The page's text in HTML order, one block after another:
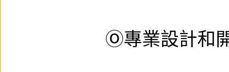
Ⓞ專業設計和